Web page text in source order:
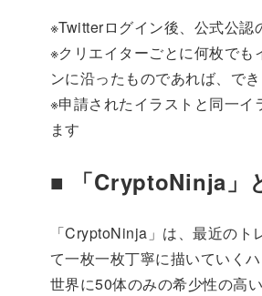
※Twitterログイン後、公式公認
※クリエイターごとに何枚でも
ンに沿ったものであれば、で
※申請されたイラストと同一
ます
■ 「CryptoNinja」
「CryptoNinja」は、最近の
て一枚一枚丁寧に描いていく
世界に50体のみの希少性の高